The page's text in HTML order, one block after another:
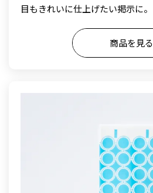
目もきれいに仕上げたい掲示に。
商品を見る